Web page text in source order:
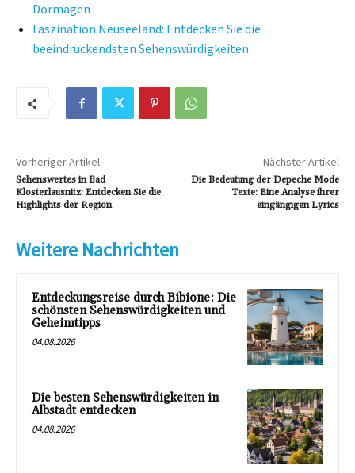
Dormagen
Faszination Neuseeland: Entdecken Sie die
beeindruckendsten Sehenswürdigkeiten
Vorheriger Artikel
Sehenswertes in Bad
Klosterlausnitz: Entdecken Sie die
Highlights der Region
Nächster Artikel
Die Bedeutung der Depeche Mode
Texte: Eine Analyse ihrer
eingängigen Lyrics
Weitere Nachrichten
Entdeckungsreise durch Bibione: Die
schönsten Sehenswürdigkeiten und
Geheimtipps
04.08.2026
Die besten Sehenswürdigkeiten in
Albstadt entdecken
04.08.2026